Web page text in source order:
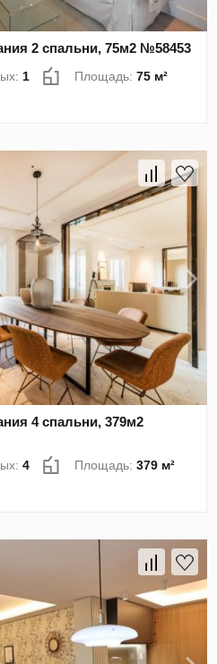
2 спальни, 75м2 №58453
1 Площадь:75 м²
4 спальни, 379м2
4 Площадь:379 м²